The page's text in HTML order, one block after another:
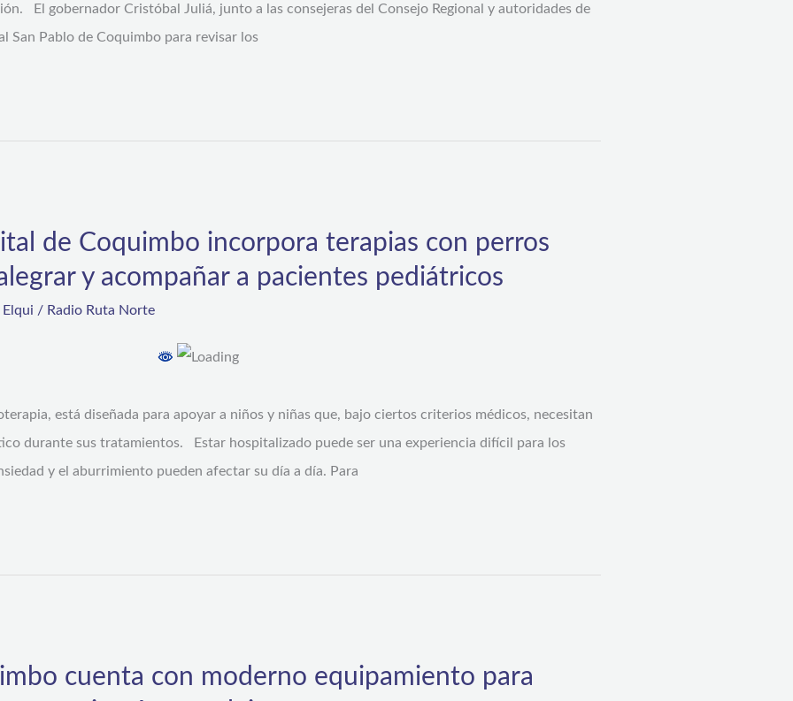
El gobernador Cristóbal Juliá, junto a las consejeras del Consejo Regional y autoridades de
San Pablo de Coquimbo para revisar los
de Coquimbo incorpora terapias con perros
y acompañar a pacientes pediátricos
Elqui / Radio Ruta Norte
está diseñada para apoyar a niños y niñas que, bajo ciertos criterios médicos, necesitan
durante sus tratamientos. Estar hospitalizado puede ser una experiencia difícil para los
y el aburrimiento pueden afectar su día a día. Para
cuenta con moderno equipamiento para